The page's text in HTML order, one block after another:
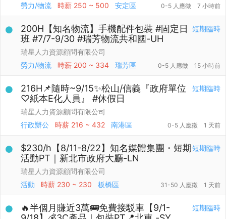
勞力/物流
時薪 250 ~ 500 安定區 0-5 人應徵 7 小時前
短期臨時
200H【知名物流】手機配件包裝 #固定日
班 #7/7-9/30 #瑞芳物流共和國-UH
瑞星人力資源顧問有限公司
勞力/物流
時薪 200 ~ 334 瑞芳區 0-5 人應徵 15 小時前
短期臨時
216H📌隨時~9/15✨松山/信義『政府單位
♡紙本E化人員』 #休假日
瑞星人力資源顧問有限公司
行政辦公
時薪 216 ~ 432 南港區 0-5 人應徵 1 天前
短期臨時
$230/h【8/11-8/22】知名媒體集團・短期
活動PT｜新北市政府大廳-LN
瑞星人力資源顧問有限公司
活動
時薪 230 ~ 230 板橋區 31-50 人應徵 1 天前
短期臨時
🔥半個月賺近3萬🚌免費接駁車【9/1-